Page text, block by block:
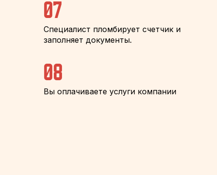
07
Специалист пломбирует счетчик и
заполняет документы.
08
Вы оплачиваете услуги компании